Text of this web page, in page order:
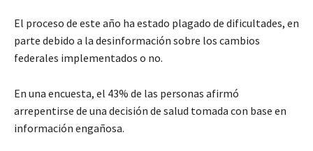
El proceso de este año ha estado plagado de dificultades, en
parte debido a la desinformación sobre los cambios
federales implementados o no.
En una encuesta, el 43% de las personas afirmó
arrepentirse de una decisión de salud tomada con base en
información engañosa.